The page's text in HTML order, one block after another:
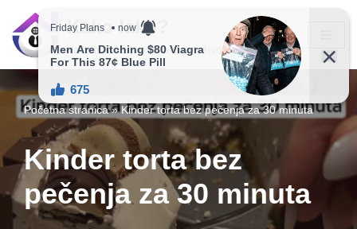
Skip
Kako lako?
Vaš vodič ka jednostavnijem životu!
Početna stranica»Kinder torta bez pečenja za 30 minuta
Kinder torta bez
pečenja za 30 minuta